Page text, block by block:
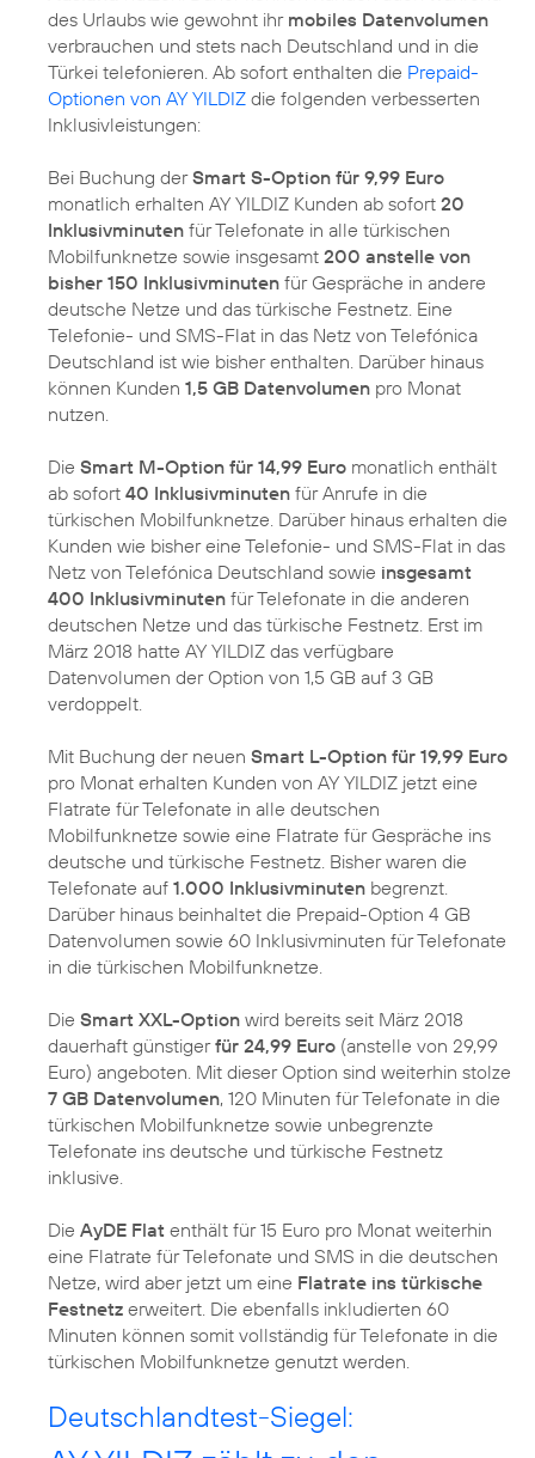
des Urlaubs wie gewohnt ihr mobiles Datenvolumen
verbrauchen und stets nach Deutschland und in die
Türkei telefonieren. Ab sofort enthalten die Prepaid-
Optionen von AY YILDIZ die folgenden verbesserten
Inklusivleistungen:
Bei Buchung derSmart S-Option für 9,99 Euro
monatlich erhalten AY YILDIZ Kunden ab sofort 20
Inklusivminuten für Telefonate in alle türkischen
Mobilfunknetze sowie insgesamt 200 anstelle von
bisher 150 Inklusivminuten für Gespräche in andere
deutsche Netze und das türkische Festnetz. Eine
Telefonie- und SMS-Flat in das Netz von Telefónica
Deutschland ist wie bisher enthalten. Darüber hinaus
können Kunden 1,5 GB Datenvolumen pro Monat
nutzen.
Die Smart M-Option für 14,99 Euro monatlich enthält
ab sofort 40 Inklusivminuten für Anrufe in die
türkischen Mobilfunknetze. Darüber hinaus erhalten die
Kunden wie bisher eine Telefonie- und SMS-Flat in das
Netz von Telefónica Deutschland sowie insgesamt
400 Inklusivminuten für Telefonate in die anderen
deutschen Netze und das türkische Festnetz. Erst im
März 2018 hatte AY YILDIZ das verfügbare
Datenvolumen der Option von 1,5 GB auf 3 GB
verdoppelt.
Mit Buchung der neuen Smart L-Option für 19,99 Euro
pro Monat erhalten Kunden von AY YILDIZ jetzt eine
Flatrate für Telefonate in alle deutschen
Mobilfunknetze sowie eine Flatrate für Gespräche ins
deutsche und türkische Festnetz. Bisher waren die
Telefonate auf 1.000 Inklusivminuten begrenzt.
Darüber hinaus beinhaltet die Prepaid-Option 4 GB
Datenvolumen sowie 60 Inklusivminuten für Telefonate
in die türkischen Mobilfunknetze.
Die Smart XXL-Option wird bereits seit März 2018
dauerhaft günstigerfür 24,99 Euro (anstelle von 29,99
Euro) angeboten. Mit dieser Option sind weiterhin stolze
7 GB Datenvolumen, 120 Minuten für Telefonate in die
türkischen Mobilfunknetze sowie unbegrenzte
Telefonate ins deutsche und türkische Festnetz
inklusive.
Die AyDE Flat enthält für 15 Euro pro Monat weiterhin
eine Flatrate für Telefonate und SMS in die deutschen
Netze, wird aber jetzt um eine Flatrate ins türkische
Festnetz erweitert. Die ebenfalls inkludierten 60
Minuten können somit vollständig für Telefonate in die
türkischen Mobilfunknetze genutzt werden.
Deutschlandtest-Siegel: